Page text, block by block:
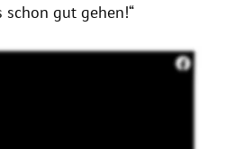
schon gut gehen!“